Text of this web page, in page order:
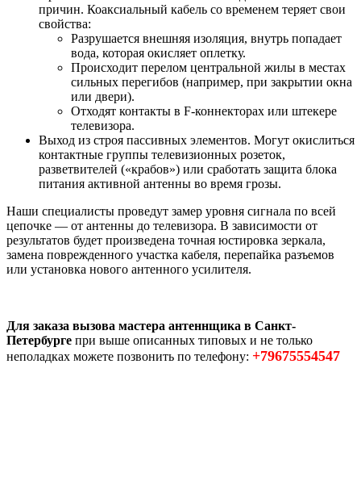
причин. Коаксиальный кабель со временем теряет свои
свойства:
Разрушается внешняя изоляция, внутрь попадает
вода, которая окисляет оплетку.
Происходит перелом центральной жилы в местах
сильных перегибов (например, при закрытии окна
или двери).
Отходят контакты в F-коннекторах или штекере
телевизора.
Выход из строя пассивных элементов. Могут окислиться
контактные группы телевизионных розеток,
разветвителей («крабов») или сработать защита блока
питания активной антенны во время грозы.
Наши специалисты проведут замер уровня сигнала по всей
цепочке — от антенны до телевизора. В зависимости от
результатов будет произведена точная юстировка зеркала,
замена поврежденного участка кабеля, перепайка разъемов
или установка нового антенного усилителя.
Для заказа вызова мастера антеннщика в Санкт-
Петербурге при выше описанных типовых и не только
неполадках можете позвонить по телефону: +79675554547